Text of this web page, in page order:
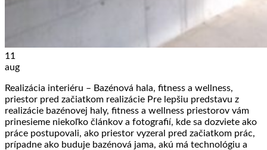
11
aug
Realizácia interiéru – Bazénová hala, fitness a wellness,
priestor pred začiatkom realizácie Pre lepšiu predstavu z
realizácie bazénovej haly, fitness a wellness priestorov vám
prinesieme niekoľko článkov a fotografií, kde sa dozviete ako
práce postupovali, ako priestor vyzeral pred začiatkom prác,
prípadne ako buduje bazénová jama, akú má technológiu a